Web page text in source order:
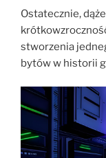
Ostatecznie,
stworzenia
bytów w historii